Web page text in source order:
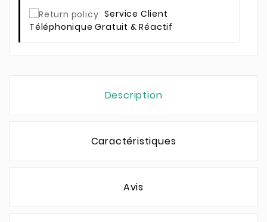
Service Client
Téléphonique Gratuit & Réactif
Description
Caractéristiques
Avis